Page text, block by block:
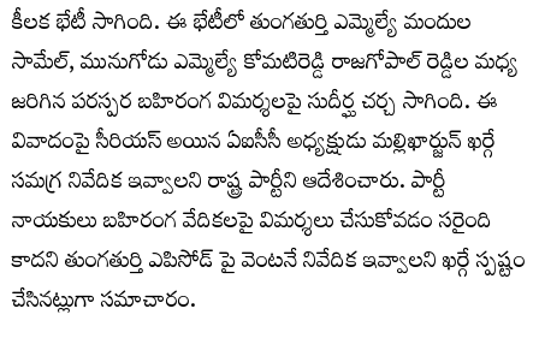
కీలక భేటీ సాగింది. ఈ భేటీలో తుంగతుర్తి ఎమ్మెల్యే మందుల
సామేల్, మునుగోడు ఎమ్మెల్యే కోమటిరెడ్డి రాజగోపాల్ రెడ్డిల మధ్య
జరిగిన పరస్పర బహిరంగ విమర్శలపై సుదీర్ఘ చర్చ సాగింది. ఈ
వివాదంపై సీరియస్ అయిన ఏఐసీసీ అధ్యక్షుడు మల్లిఖార్జున్ ఖర్గే
సమగ్ర నివేదిక ఇవ్వాలని రాష్ట్ర పార్టీని ఆదేశించారు. పార్టీ
నాయకులు బహిరంగ వేదికలపై విమర్శలు చేసుకోవడం సరైంది
కాదని తుంగతుర్తి ఎపిసోడ్ పై వెంటనే నివేదిక ఇవ్వాలని ఖర్గే స్పష్టం
చేసినట్లుగా సమాచారం.